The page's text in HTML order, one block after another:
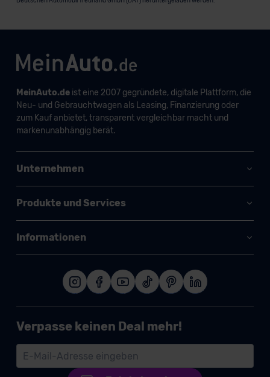
MeinAuto.deist eine 2007 gegründete, digitale Plattform, die
Neu- und Gebrauchtwagen als Leasing, Finanzierung oder
zum Kauf anbietet, transparent vergleichbar macht und
markenunabhängig berät.
Unternehmen
Produkte und Services
Informationen
Verpasse keinen Deal mehr!